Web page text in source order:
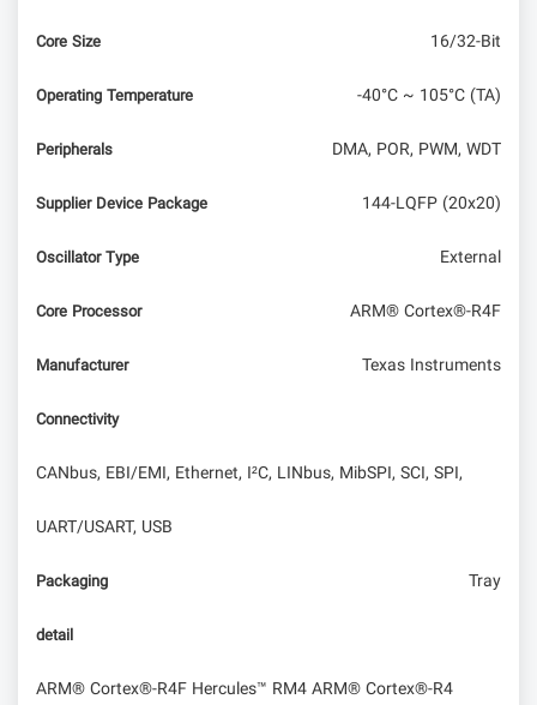
Core Size 16/32-Bit
Operating Temperature -40°C ~ 105°C (TA)
Peripherals DMA, POR, PWM, WDT
Supplier Device Package 144-LQFP (20x20)
Oscillator Type External
Core Processor ARM® Cortex®-R4F
Manufacturer Texas Instruments
Connectivity
CANbus, EBI/EMI, Ethernet, I²C, LINbus, MibSPI, SCI, SPI,
UART/USART, USB
Packaging Tray
detail
ARM® Cortex®-R4F Hercules™ RM4 ARM® Cortex®-R4